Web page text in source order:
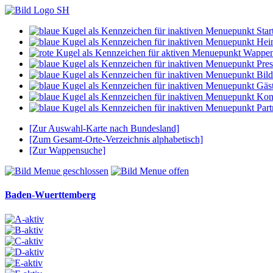
[Zur Auswahl-Karte nach Bundesland]
[Zum Gesamt-Orte-Verzeichnis alphabetisch]
[Zur Wappensuche]
Baden-Wuerttemberg